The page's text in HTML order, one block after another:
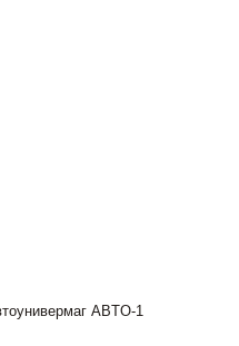
ABTO-1